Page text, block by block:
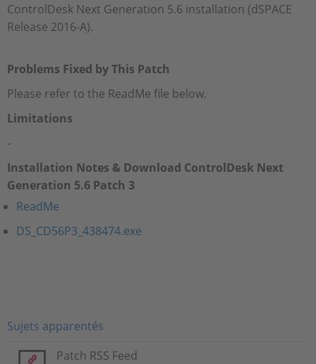
ControlDesk Next Generation 5.6 installation (dSPACE
Release 2016-A).
Problems Fixed by This Patch
Please refer to the ReadMe file below.
Limitations
-
Installation Notes & Download ControlDesk Next
Generation 5.6 Patch 3
ReadMe
DS_CD56P3_438474.exe
Sujets apparentés
Patch RSS Feed